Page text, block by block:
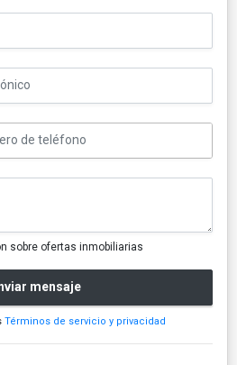
sobre ofertas inmobiliarias
mensaje
Términos de servicio y privacidad